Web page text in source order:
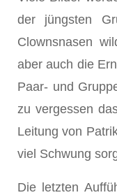
der jüngsten
Clownsnasen
aber auch die
Paar- und
zu vergessen
Leitung von
viel Schwung
Die letzten